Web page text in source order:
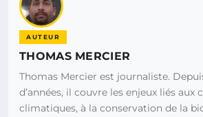
AUTEUR
THOMAS MERCIER
Thomas Mercier est journaliste.
d’années, il couvre les enjeux liés aux
climatiques, à la conservation de la